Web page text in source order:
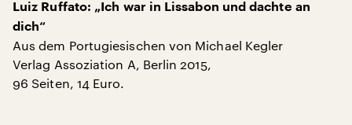
Luiz Ruffato: „Ich war in Lissabon und dachte an
dich“
Aus dem Portugiesischen von Michael Kegler
Verlag Assoziation A, Berlin 2015,
96 Seiten, 14 Euro.